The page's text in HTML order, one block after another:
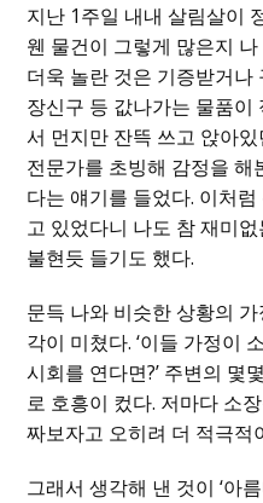
지난 1주일 내내 살림살이
웬 물건이 그렇게 많은지
더욱 놀란 것은 기증받거
장신구 등 값나가는 물품이
서 먼지만 잔뜩 쓰고 앉아
전문가를 초빙해 감정을 해
다는 얘기를 들었다. 이처
고 있었다니 나도 참 재미
불현듯 들기도 했다.
문득 나와 비슷한 상황의
각이 미쳤다. ‘이들 가정이
시회를 연다면?’ 주변의 몇
로 호흥이 컸다. 저마다 소
짜보자고 오히려 더 적극적
그래서 생각해 낸 것이 ‘아